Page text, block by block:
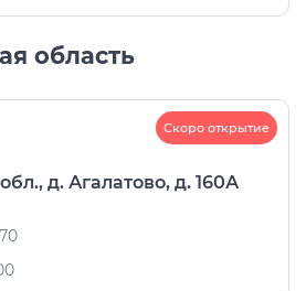
область
д. Агалатово, д. 160А
Скоро открытие